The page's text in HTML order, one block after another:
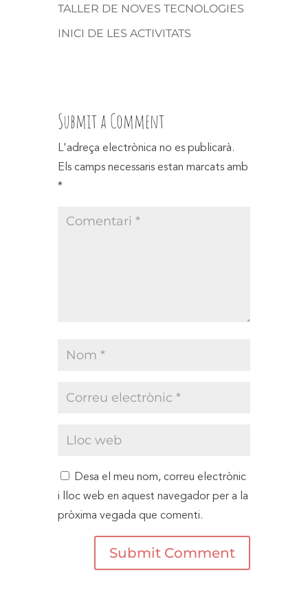
TALLER DE NOVES TECNOLOGIES
INICI DE LES ACTIVITATS
Submit a Comment
L'adreça electrònica no es publicarà.
Els camps necessaris estan marcats amb
*
Desa el meu nom, correu electrònic
i lloc web en aquest navegador per a la
pròxima vegada que comenti.